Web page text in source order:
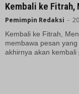
Kembali ke Fitrah,
Pemimpin Redaksi -
Kembali ke Fitrah,
membawa pesan
akhirnya akan